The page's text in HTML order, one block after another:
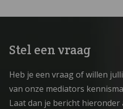
Stel een vraag
Heb je een vraag of willen
van onze mediators
Laat dan je bericht hieronder